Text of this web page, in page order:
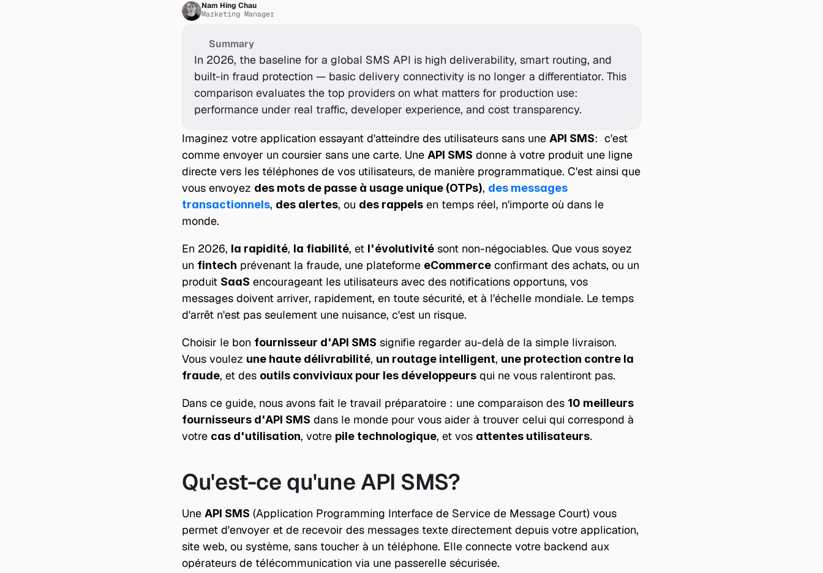
Nam Hing Chau
Marketing Manager
Summary
In 2026, the baseline for a global SMS API is high deliverability, smart routing, and
built-in fraud protection — basic delivery connectivity is no longer a differentiator. This
comparison evaluates the top providers on what matters for production use:
performance under real traffic, developer experience, and cost transparency.
Imaginez votre application essayant d'atteindre des utilisateurs sans une API SMS:  c'est
comme envoyer un coursier sans une carte. Une API SMS donne à votre produit une ligne
directe vers les téléphones de vos utilisateurs, de manière programmatique. C'est ainsi que
vous envoyez des mots de passe à usage unique (OTPs), des messages
transactionnels, des alertes, ou des rappels en temps réel, n'importe où dans le
monde.
En 2026, la rapidité, la fiabilité, et l'évolutivité sont non-négociables. Que vous soyez
un fintech prévenant la fraude, une plateforme eCommerce confirmant des achats, ou un
produit SaaS encourageant les utilisateurs avec des notifications opportuns, vos
messages doivent arriver, rapidement, en toute sécurité, et à l'échelle mondiale. Le temps
d'arrêt n'est pas seulement une nuisance, c'est un risque.
Choisir le bon fournisseur d'API SMS signifie regarder au-delà de la simple livraison.
Vous voulez une haute délivrabilité, un routage intelligent, une protection contre la
fraude, et des outils conviviaux pour les développeurs qui ne vous ralentiront pas.
Dans ce guide, nous avons fait le travail préparatoire : une comparaison des 10 meilleurs
fournisseurs d'API SMS dans le monde pour vous aider à trouver celui qui correspond à
votre cas d'utilisation, votre pile technologique, et vos attentes utilisateurs.
Qu'est-ce qu'une API SMS?
Une API SMS (Application Programming Interface de Service de Message Court) vous
permet d'envoyer et de recevoir des messages texte directement depuis votre application,
site web, ou système, sans toucher à un téléphone. Elle connecte votre backend aux
opérateurs de télécommunication via une passerelle sécurisée.